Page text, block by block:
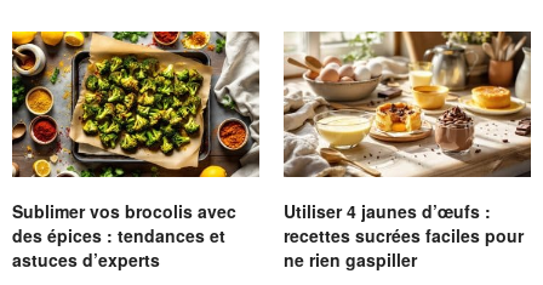
Sublimer vos brocolis avec
des épices : tendances et
astuces d’experts
Utiliser 4 jaunes d’œufs :
recettes sucrées faciles pour
ne rien gaspiller